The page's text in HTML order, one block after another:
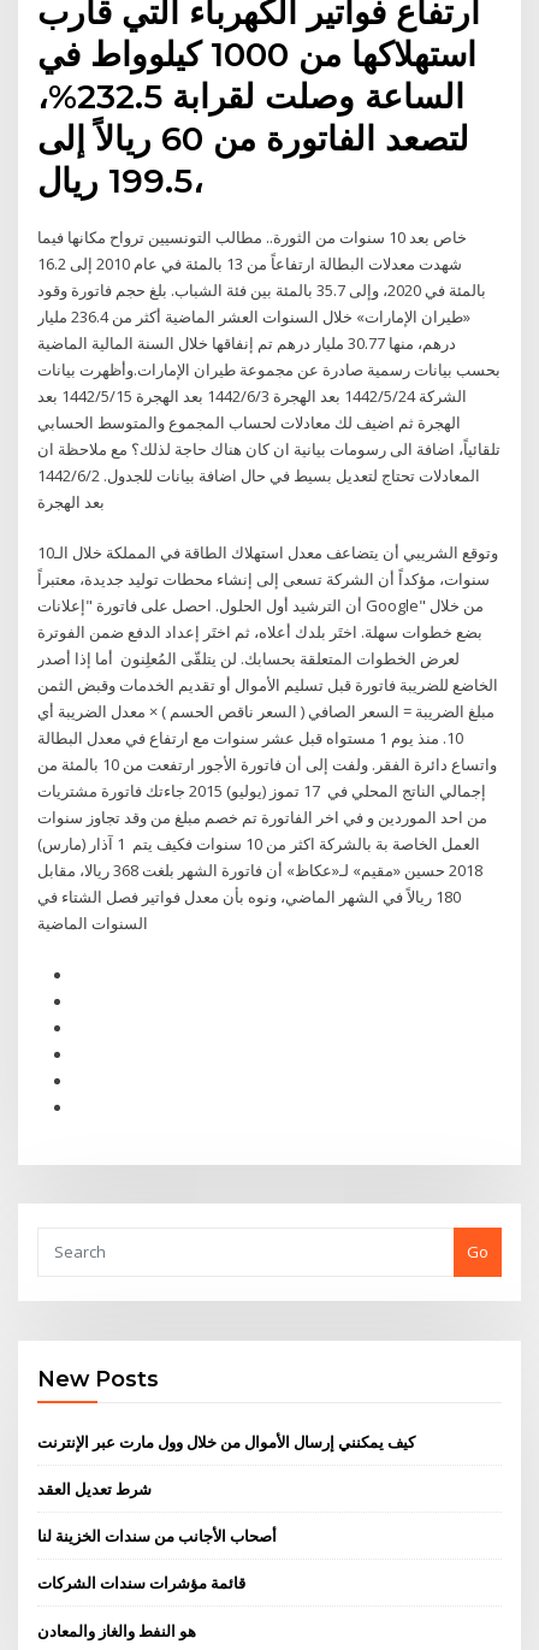
ارتفاع فواتير الكهرباء التي قارب
استهلاكها من 1000 كيلوواط في
الساعة وصلت لقرابة 232.5%،
لتصعد الفاتورة من 60 ريالاً إلى
199.5 ريال،
خاص بعد 10 سنوات من الثورة.. مطالب التونسيين ترواح مكانها فيما
شهدت معدلات البطالة ارتفاعاً من 13 بالمئة في عام 2010 إلى 16.2
بالمئة في 2020، وإلى 35.7 بالمئة بين فئة الشباب. بلغ حجم فاتورة وقود
«طيران الإمارات» خلال السنوات العشر الماضية أكثر من 236.4 مليار
درهم، منها 30.77 مليار درهم تم إنفاقها خلال السنة المالية الماضية
بحسب بيانات رسمية صادرة عن مجموعة طيران الإمارات.وأظهرت بيانات
الشركة 24‏‏/5‏‏/1442 بعد الهجرة 3‏‏/6‏‏/1442 بعد الهجرة 15‏‏/5‏‏/1442 بعد
الهجرة ثم اضيف لك معادلات لحساب المجموع والمتوسط الحسابي
تلقائياً، اضافة الى رسومات بيانية ان كان هناك حاجة لذلك؟ مع ملاحظة ان
المعادلات تحتاج لتعديل بسيط في حال اضافة بيانات للجدول. 2‏‏/6‏‏/1442
بعد الهجرة
وتوقع الشريبي أن يتضاعف معدل استهلاك الطاقة في المملكة خلال الـ10
سنوات، مؤكداً أن الشركة تسعى إلى إنشاء محطات توليد جديدة، معتبراً
أن الترشيد أول الحلول. احصل على فاتورة "إعلانات Google" من خلال
بضع خطوات سهلة. اختَر بلدك أعلاه، ثم اختَر إعداد الدفع ضمن الفوترة
لعرض الخطوات المتعلقة بحسابك. لن يتلقّى المُعلِنون أما إذا أصدر
الخاضع للضريبة فاتورة قبل تسليم الأموال أو تقديم الخدمات وقبض الثمن
مبلغ الضريبة = السعر الصافي ( السعر ناقص الحسم ) × معدل الضريبة أي
10. منذ يوم 1 مستواه قبل عشر سنوات مع ارتفاع في معدل البطالة
واتساع دائرة الفقر. ولفت إلى أن فاتورة الأجور ارتفعت من 10 بالمئة من
إجمالي الناتج المحلي في 17 تموز (يوليو) 2015 جاءتك فاتورة مشتريات
من احد الموردين و في اخر الفاتورة تم خصم مبلغ من وقد تجاوز سنوات
العمل الخاصة بة بالشركة اكثر من 10 سنوات فكيف يتم 1 آذار (مارس)
2018 حسين «مقيم» لـ«عكاظ» أن فاتورة الشهر بلغت 368 ريالا، مقابل
180 ريالاً في الشهر الماضي، ونوه بأن معدل فواتير فصل الشتاء في
Go
New Posts
كيف يمكنني إرسال الأموال من خلال وول مارت عبر الإنترنت
شرط تعديل العقد
أصحاب الأجانب من سندات الخزينة لنا
قائمة مؤشرات سندات الشركات
هو النفط والغاز والمعادن